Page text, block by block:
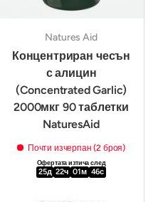
Natures Aid
Концентриран чесън
с алицин
(Concentrated Garlic)
2000мкг 90 таблетки
NaturesAid
Почти изчерпан (2 броя)
Офертата изтича след
25д 22ч 01м 44с